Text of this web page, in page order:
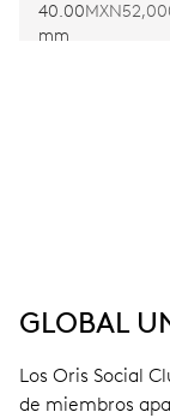
40.00
mm
GLOBAL
Los Oris Social
de miembros